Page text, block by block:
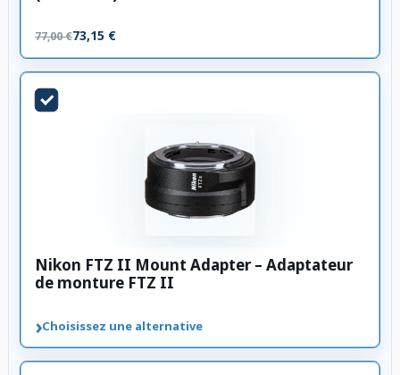
77,00 €73,15 €
Nikon FTZ II Mount Adapter – Adaptateur
de monture FTZ II
›Choisissez une alternative